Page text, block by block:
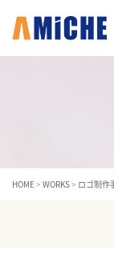
HOME> WORKS> ロゴ制作